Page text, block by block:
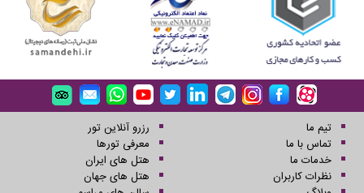
تیم ما
تماس با ما
خدمات ما
نظرات کاربران
رزرو آنلاین تور
معرفی تورها
هتل های ایران
هتل های جهان